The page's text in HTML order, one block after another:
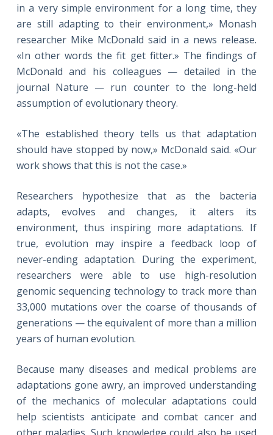
in a very simple environment for a long time, they
are still adapting to their environment,» Monash
researcher Mike McDonald said in a news release.
«In other words the fit get fitter.» The findings of
McDonald and his colleagues — detailed in the
journal Nature — run counter to the long-held
assumption of evolutionary theory.
«The established theory tells us that adaptation
should have stopped by now,» McDonald said. «Our
work shows that this is not the case.»
Researchers hypothesize that as the bacteria
adapts, evolves and changes, it alters its
environment, thus inspiring more adaptations. If
true, evolution may inspire a feedback loop of
never-ending adaptation. During the experiment,
researchers were able to use high-resolution
genomic sequencing technology to track more than
33,000 mutations over the coarse of thousands of
generations — the equivalent of more than a million
years of human evolution.
Because many diseases and medical problems are
adaptations gone awry, an improved understanding
of the mechanics of molecular adaptations could
help scientists anticipate and combat cancer and